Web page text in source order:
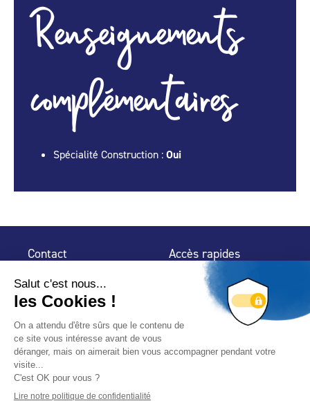
Renseignements
complémentaires
Spécialité Construction : Oui
Contact
75 009 Paris
Accès rapides
Espace Presse
Trouver un
professionnel
Nous suivre